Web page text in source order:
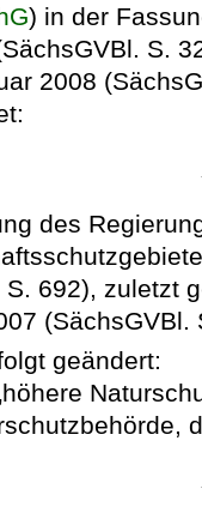
) in der
S.
2008
des
S. 692), zuletzt
geändert: